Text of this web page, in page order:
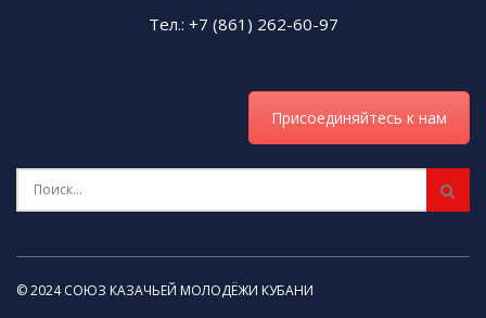
Тел.: +7 (861) 262-60-97
Присоединяйтесь к нам
© 2024 СОЮЗ КАЗАЧЬЕЙ МОЛОДЁЖИ КУБАНИ